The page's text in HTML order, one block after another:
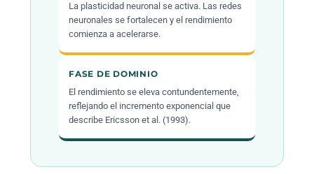
La plasticidad neuronal se activa. Las redes
neuronales se fortalecen y el rendimiento
comienza a acelerarse.
FASE DE DOMINIO
El rendimiento se eleva contundentemente,
reflejando el incremento exponencial que
describe Ericsson et al. (1993).